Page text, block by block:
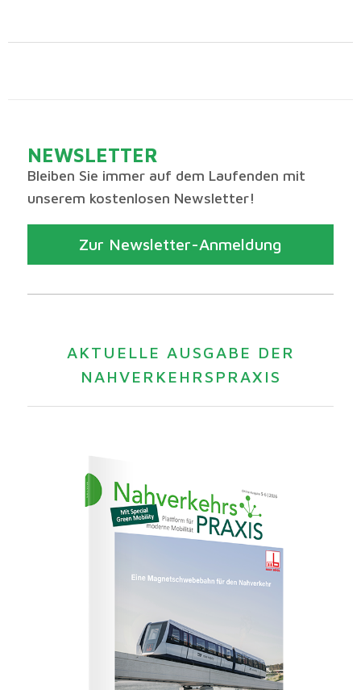
NEWSLETTER
Bleiben Sie immer auf dem Laufenden mit
unserem kostenlosen Newsletter!
Zur Newsletter-Anmeldung
AKTUELLE AUSGABE DER
NAHVERKEHRSPRAXIS